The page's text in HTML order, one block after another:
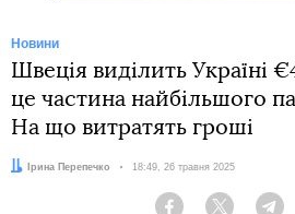
Новини
Швеція виділить Україні
це частина найбільшого
На що витратять гроші
Автор:Ірина Перепечко Дата:
18:49, 26 травня 2025